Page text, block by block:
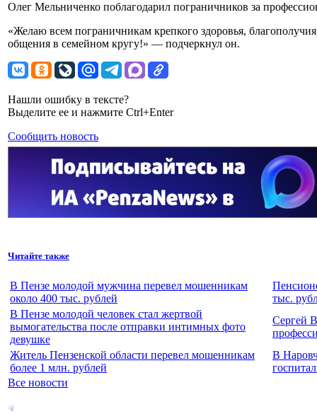
Олег Мельниченко поблагодарил пограничников за
«Желаю всем пограничникам крепкого здоровья,
общения в семейном кругу!» — подчеркнул он.
Нашли ошибку в тексте?
Выделите ее и нажмите Ctrl+Enter
Сообщить новость
Читайте также
В Пензе молодой мужчина перевел мошенникам
около 400 тыс. рублей
тыс.
В Пензе молодой человек стал жертвой
вымогательства после отправки интимных фото
девушке
Сергей
Житель Пензенской области перевел мошенникам
более 1 млн. рублей
В
Все новости